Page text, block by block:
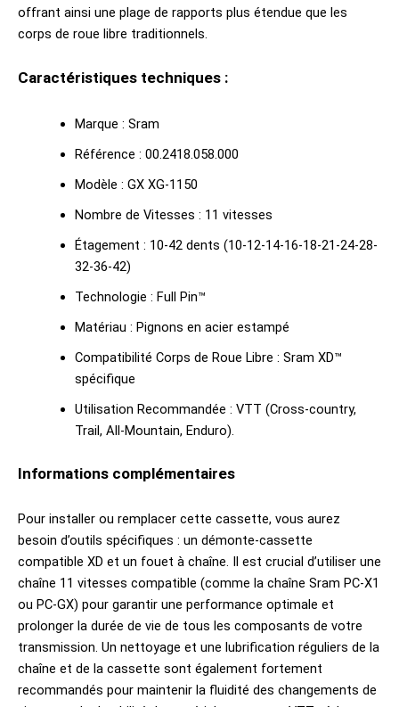
offrant ainsi une plage de rapports plus étendue que les
corps de roue libre traditionnels.
Caractéristiques techniques :
Marque : Sram
Référence : 00.2418.058.000
Modèle : GX XG-1150
Nombre de Vitesses : 11 vitesses
Étagement : 10-42 dents (10-12-14-16-18-21-24-28-
32-36-42)
Technologie : Full Pin™
Matériau : Pignons en acier estampé
Compatibilité Corps de Roue Libre : Sram XD™
spécifique
Utilisation Recommandée : VTT (Cross-country,
Trail, All-Mountain, Enduro).
Informations complémentaires
Pour installer ou remplacer cette cassette, vous aurez
besoin d’outils spécifiques : un démonte-cassette
compatible XD et un fouet à chaîne. Il est crucial d’utiliser une
chaîne 11 vitesses compatible (comme la chaîne Sram PC-X1
ou PC-GX) pour garantir une performance optimale et
prolonger la durée de vie de tous les composants de votre
transmission. Un nettoyage et une lubrification réguliers de la
chaîne et de la cassette sont également fortement
recommandés pour maintenir la fluidité des changements de